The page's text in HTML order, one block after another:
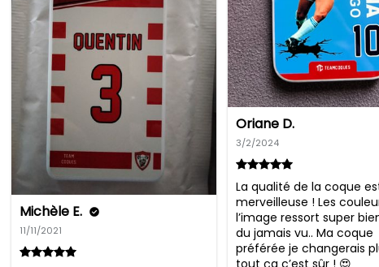
Oriane D.
3/2/2024
La qualité de la coque
merveilleuse ! Les
l’image ressort super
du jamais vu.. Ma coque
préférée je changerais
tout ça c’est sûr ! 😍
Michèle E.
11/11/2021